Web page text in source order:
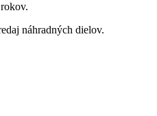
náhradných dielov.